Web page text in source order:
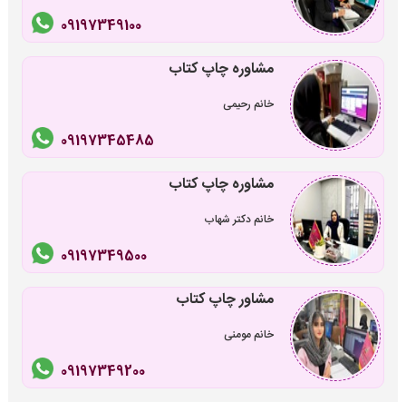
09197349100
مشاوره چاپ کتاب
خانم رحیمی
09197345485
مشاوره چاپ کتاب
خانم دکتر شهاب
09197349500
مشاور چاپ کتاب
خانم مومنی
09197349200